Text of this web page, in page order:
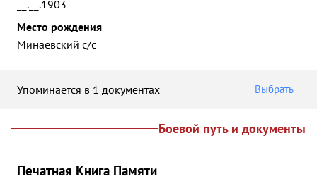
__.__.1903
Место рождения
Минаевский с/с
Упоминается в 1 документах Выбрать
Боевой путь и документы
Печатная Книга Памяти